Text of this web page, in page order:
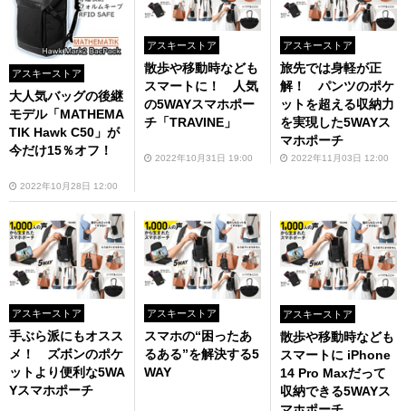
アスキーストア
大人気バッグの後継
モデル「MATHEMA
TIK Hawk C50」が
今だけ15％オフ！
2022年10月28日 12:00
アスキーストア
散歩や移動時なども
スマートに！ 人気
の5WAYスマホポー
チ「TRAVINE」
2022年10月31日 19:00
アスキーストア
旅先では身軽が正
解！ パンツのポケ
ットを超える収納力
を実現した5WAYス
マホポーチ
2022年11月03日 12:00
アスキーストア
手ぶら派にもオスス
メ！ ズボンのポケ
ットより便利な5WA
Yスマホポーチ
アスキーストア
スマホの“困ったあ
るある”を解決する5
WAY
アスキーストア
散歩や移動時なども
スマートに iPhone
14 Pro Maxだって
収納できる5WAYス